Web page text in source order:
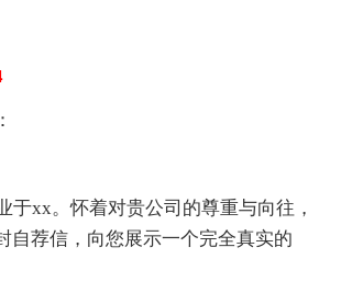
xx。怀着对贵公司的尊重与向往，
自荐信，向您展示一个完全真实的